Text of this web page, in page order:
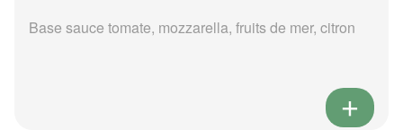
Base sauce tomate, mozzarella, fruits de mer, citron